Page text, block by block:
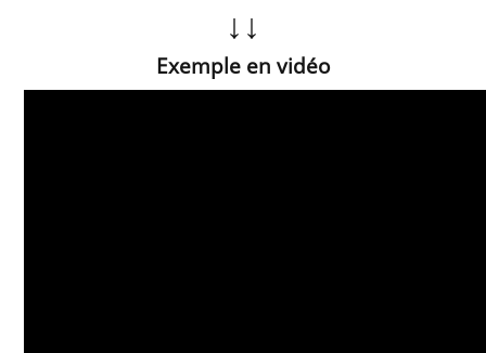
↓↓
Exemple en vidéo